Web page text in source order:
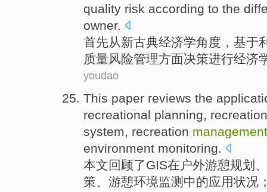
quality risk according to the
owner.
首先从新古典经济学角度 ， 基于
质量风险管理方面决策进行经济
youdao
This paper reviews the
recreational planning, recreation
system, recreation management
environment monitoring.
本文回顾了GIS在 户外游憩规划 、
策、游憩环境监测中的应用状况